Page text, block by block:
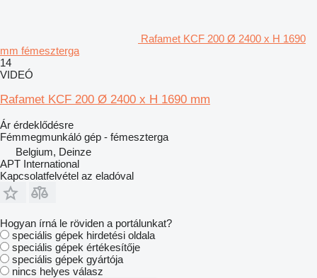
Rafamet KCF 200 Ø 2400 x H 1690
mm fémeszterga
14
VIDEÓ
Rafamet KCF 200 Ø 2400 x H 1690 mm
Ár érdeklődésre
Fémmegmunkáló gép - fémeszterga
Belgium, Deinze
APT International
Kapcsolatfelvétel az eladóval
Hogyan írná le röviden a portálunkat?
speciális gépek hirdetési oldala
speciális gépek értékesítője
speciális gépek gyártója
nincs helyes válasz